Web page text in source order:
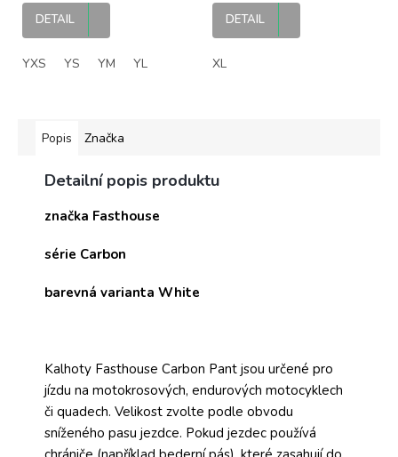
DETAIL
YXS YS YM YL
DETAIL
XL
Popis Značka
Detailní popis produktu
značka Fasthouse
série Carbon
barevná varianta White
Kalhoty Fasthouse Carbon Pant jsou určené pro
jízdu na motokrosových, endurových motocyklech
či quadech. Velikost zvolte podle obvodu
sníženého pasu jezdce. Pokud jezdec používá